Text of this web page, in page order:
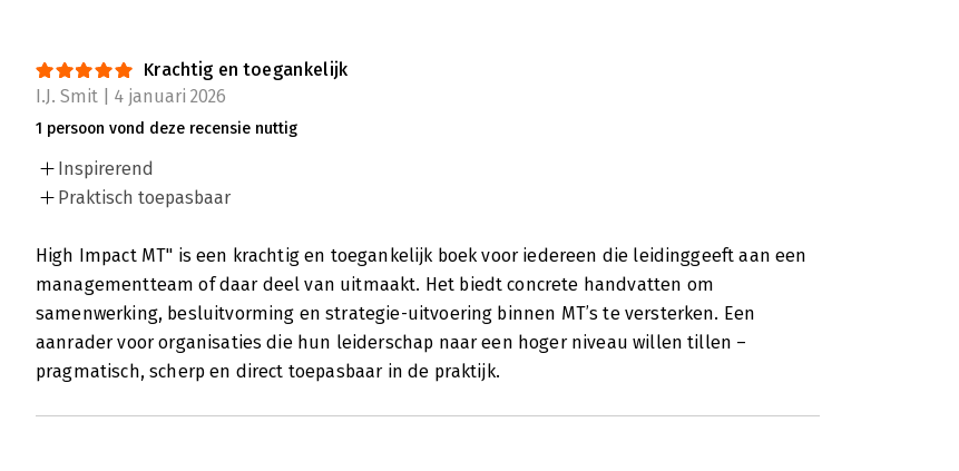
Krachtig en toegankelijk
I.J. Smit | 4 januari 2026
1 persoon vond deze recensie nuttig
Inspirerend
Praktisch toepasbaar
High Impact MT" is een krachtig en toegankelijk boek voor iedereen die leidinggeeft aan een
managementteam of daar deel van uitmaakt. Het biedt concrete handvatten om
samenwerking, besluitvorming en strategie-uitvoering binnen MT’s te versterken. Een
aanrader voor organisaties die hun leiderschap naar een hoger niveau willen tillen –
pragmatisch, scherp en direct toepasbaar in de praktijk.